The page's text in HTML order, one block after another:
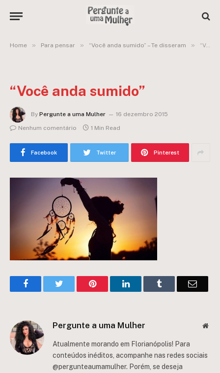
Home » Para pensar » “Você anda sumido” – Te disseram » “Você anda sumido”
“Você anda sumido”
By Pergunte a uma Mulher
16 dezembro 2015
Nenhum comentário
1 Min Read
Facebook Twitter Pinterest
FacebookTwitter Pinterest LinkedInTumblr Email
Pergunte a uma Mulher
Atualmente morando em Florianópolis! Para
conteúdos inéditos, acompanhe nas redes sociais
@pergunteaumamulher. Porém, se deseja